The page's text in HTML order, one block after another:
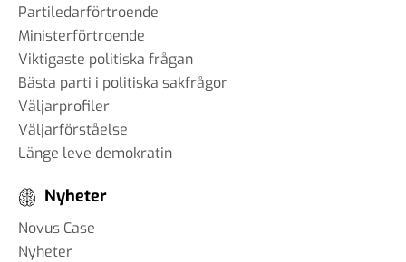
Partiledarförtroende
Ministerförtroende
Viktigaste politiska frågan
Bästa parti i politiska sakfrågor
Väljarprofiler
Väljarförståelse
Länge leve demokratin
Nyheter
Novus Case
Nyheter